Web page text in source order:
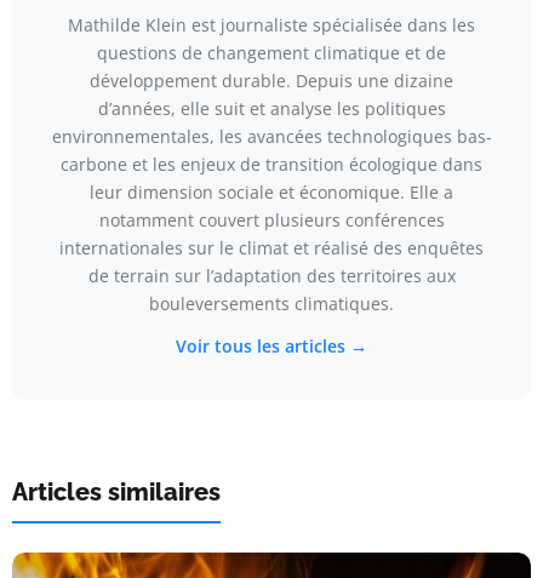
Mathilde Klein est journaliste spécialisée dans les
questions de changement climatique et de
développement durable. Depuis une dizaine
d’années, elle suit et analyse les politiques
environnementales, les avancées technologiques bas-
carbone et les enjeux de transition écologique dans
leur dimension sociale et économique. Elle a
notamment couvert plusieurs conférences
internationales sur le climat et réalisé des enquêtes
de terrain sur l’adaptation des territoires aux
bouleversements climatiques.
Voir tous les articles →
Articles similaires